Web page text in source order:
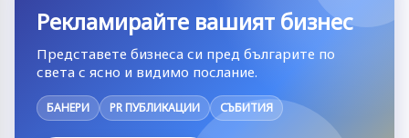
Рекламирайте вашият бизнес
Представете бизнеса си пред българите по
света с ясно и видимо послание.
БАНЕРИ PR ПУБЛИКАЦИИ СЪБИТИЯ